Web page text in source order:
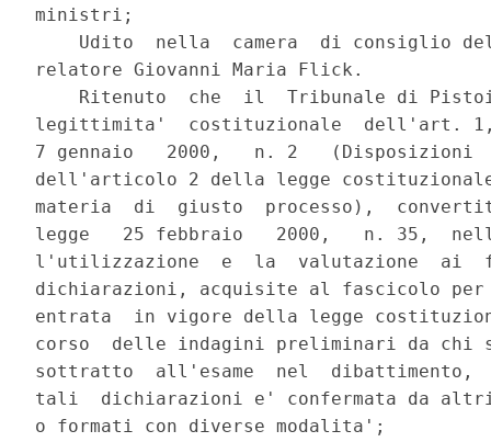
ministri;
Udito  nella  camera  di consiglio
relatore Giovanni Maria Flick.
Ritenuto  che  il  Tribunale di
legittimita'  costituzionale  dell'art. 1,
7 gennaio   2000,   n. 2
dell'articolo 2 della legge costituzionale
materia  di  giusto  processo),
legge   25 febbraio   2000,   n. 35,
l'utilizzazione  e  la  valutazione  ai
dichiarazioni, acquisite al fascicolo
entrata  in vigore della legge
corso  delle indagini preliminari da chi
sottratto  all'esame  nel
tali  dichiarazioni e' confermata da
o formati con diverse modalita';